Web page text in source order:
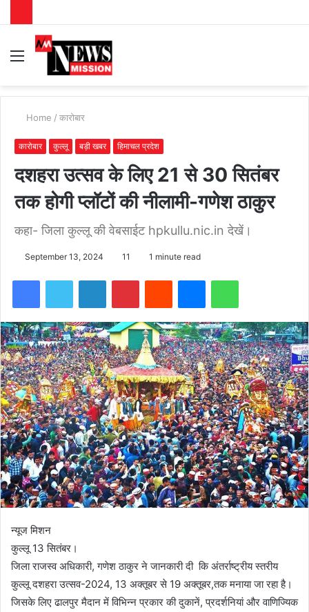
Menu
Home / कारोबार
कारोबार कुल्लू बड़ी खबर हिमाचल प्रदेश
दशहरा उत्सव के लिए 21 से 30 सितंबर
तक होगी प्लॉटों की नीलामी-गणेश ठाकुर
कहा- जिला कुल्लू की वेबसाईट hpkullu.nic.in देखें।
September 13, 2024 11 1 minute read
न्यूज मिशन
कुल्लू 13 सितंबर।
जिला राजस्व अधिकारी, गणेश ठाकुर ने जानकारी दी कि अंतर्राष्ट्रीय स्तरीय
कुल्लू दशहरा उत्सव-2024, 13 अक्तूबर से 19 अक्तूबर,तक मनाया जा रहा है।
जिसके लिए ढालपुर मैदान में विभिन्न प्रकार की दुकानें, प्रदर्शनियां और वाणिज्यिक